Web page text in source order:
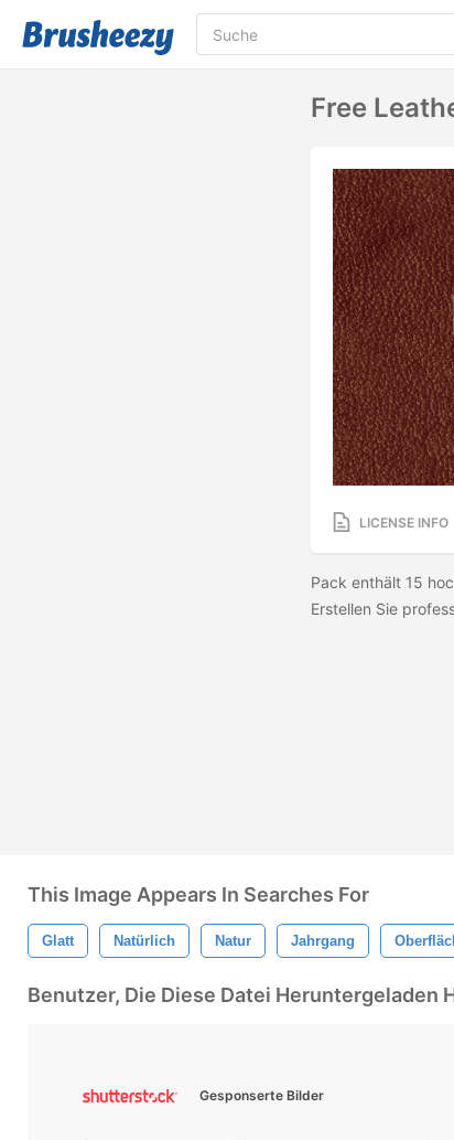
Free
LICENSE INFO
Pack enthält 15
Erstellen Sie
This Image Appears In Searches For
Glatt Natürlich Natur Jahrgang
Benutzer, Die Diese Datei Heruntergeladen
Gesponserte Bilder